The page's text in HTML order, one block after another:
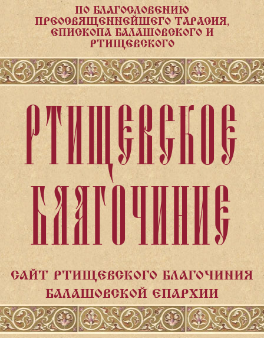
ПО БЛАГОСЛОВЕНИЮ
ПРЕОСВЯЩЕННЕЙШЕГО ТАРАСИЯ,
ЕПИСКОПА БАЛАШОВСКОГО И
РТИЩЕВСКОГО
РТИЩЕВСКОЕ
БЛАГОЧИНИЕ
САЙТ РТИЩЕВСКОГО БЛАГОЧИНИЯ
БАЛАШОВСКОЙ ЕПАРХИИ